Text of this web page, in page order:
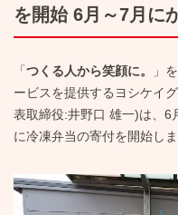
を開始 6月～7月に
「つくる人から笑顔に。
」
ービスを提供するヨシケイ
表取締役:井野口 雄一)は、6
に冷凍弁当の寄付を開始しま